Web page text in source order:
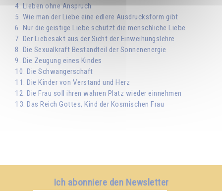
4. Lieben ohne Anspruch
5. Wie man der Liebe eine edlere Ausdrucksform gibt
6. Nur die geistige Liebe schützt die menschliche Liebe
7. Der Liebesakt aus der Sicht der Einweihungslehre
8. Die Sexualkraft Bestandteil der Sonnenenergie
9. Die Zeugung eines Kindes
10. Die Schwangerschaft
11. Die Kinder von Verstand und Herz
12. Die Frau soll ihren wahren Platz wieder einnehmen
13. Das Reich Gottes, Kind der Kosmischen Frau
Ich abonniere den Newsletter